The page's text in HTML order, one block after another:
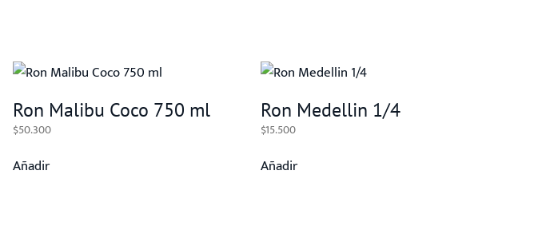
Ron Malibu Coco 750 ml
$50.300
Añadir
Ron Medellin 1/4
$15.500
Añadir